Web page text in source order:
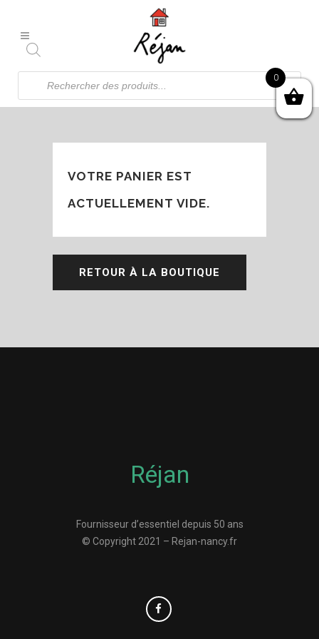
Recherche
produits
VOTRE PANIER EST
ACTUELLEMENT VIDE.
RETOUR À LA BOUTIQUE
Réjan
Fournisseur d’essentiel depuis 50 ans
© Copyright 2021 – Rejan-nancy.fr
0